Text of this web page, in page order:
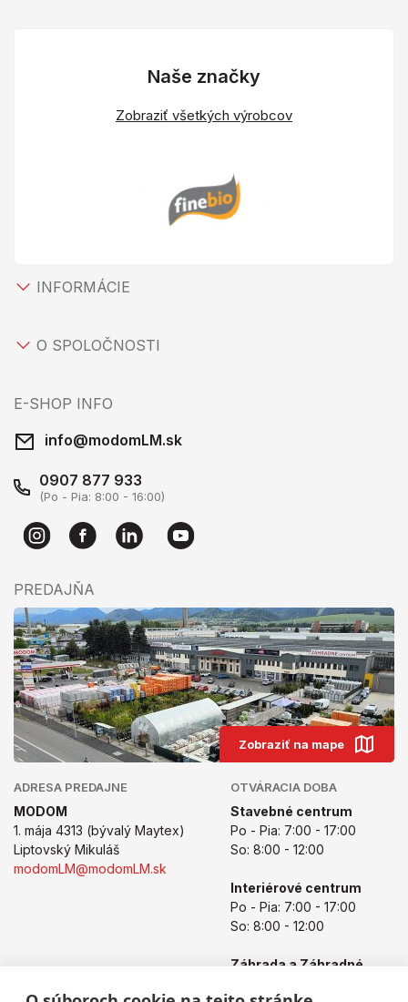
Naše značky
Zobraziť všetkých výrobcov
INFORMÁCIE
O SPOLOČNOSTI
E-SHOP INFO
info@modomLM.sk
0907 877 933
(Po - Pia: 8:00 - 16:00)
PREDAJŇA
Zobraziť na mape
ADRESA PREDAJNE
MODOM
1. mája 4313 (bývalý Maytex)
Liptovský Mikuláš
modomLM@modomLM.sk
OTVÁRACIA DOBA
Stavebné centrum
Po - Pia: 7:00 - 17:00
So: 8:00 - 12:00
Interiérové centrum
Po - Pia: 7:00 - 17:00
So: 8:00 - 12:00
Záhrada a Záhradné